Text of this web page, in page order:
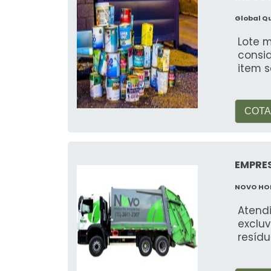
Global
Lote
item
NOVO